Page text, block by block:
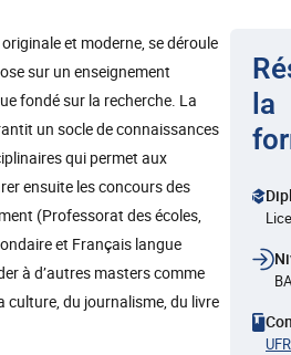
et moderne, se déroule
sur un enseignement
fondé sur la recherche. La
un socle de connaissances
qui permet aux
ensuite les concours des
(Professorat des écoles,
et Français langue
à d’autres masters comme
culture, du journalisme, du livre
la